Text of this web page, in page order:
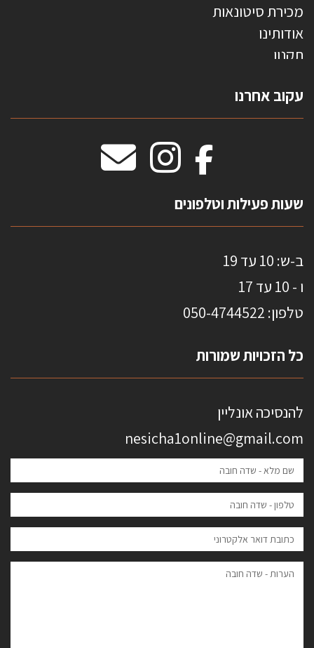
מכירת סיטונאות
אודותינו
תקנון
טפטים משולשים
וילונות חסיני אש
מדבקות אנטי סאן
עקוב אחרנו
שעות פעילות וטלפונים
ב-ש: 10 עד 19
ו - 10 עד 17
טלפון: 0 50-4744522
כל הזכויות שמורות
להנסיכה אונליין
nesicha1online@gmail.com